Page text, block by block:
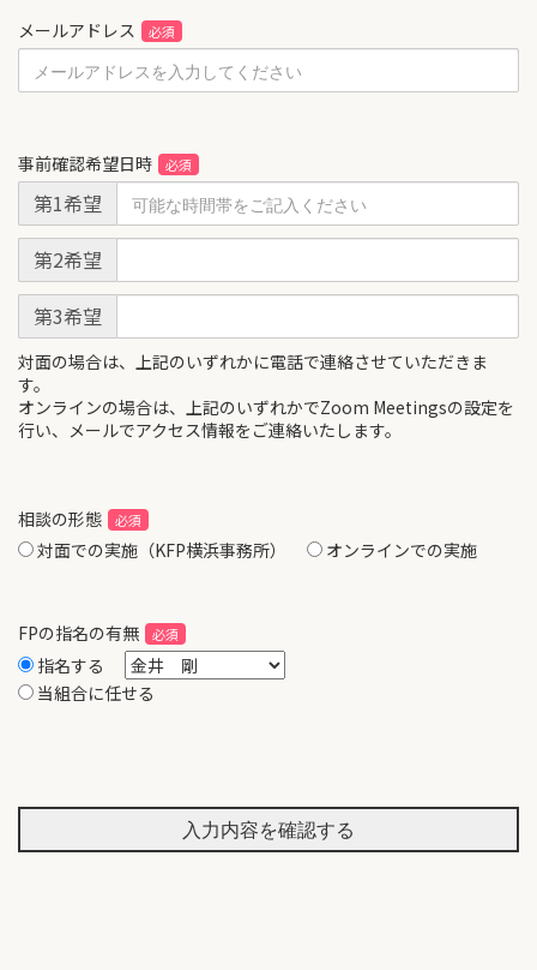
メールアドレス
事前確認希望日時
第1希望
第2希望
第3希望
対面の場合は、上記のいずれかに電話で連絡させていただきま
す。
オンラインの場合は、上記のいずれかでZoom Meetingsの設定を
行い、メールでアクセス情報をご連絡いたします。
相談の形態
対面での実施（KFP横浜事務所）
オンラインでの実施
FPの指名の有無
指名する
当組合に任せる
入力内容を確認する